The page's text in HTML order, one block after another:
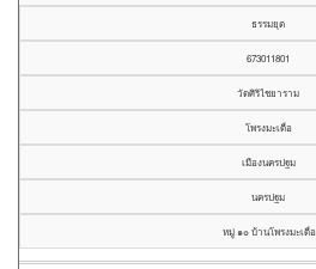
ธรรมยุต
673011801
วัดศิริไชยาราม
โพรงมะเดื่อ
เมืองนครปฐม
นครปฐม
หมู่ ๑๐ บ้านโพรงมะเดื่อ